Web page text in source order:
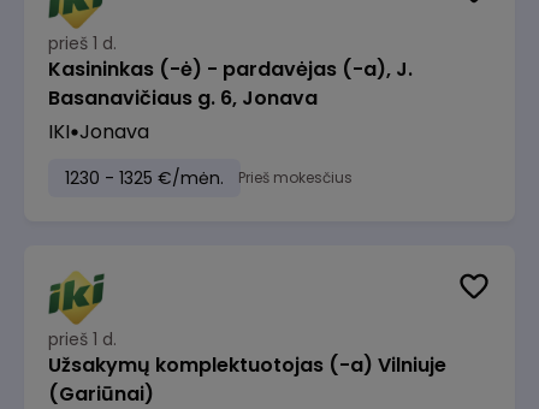
prieš 1 d.
Kasininkas (-ė) - pardavėjas (-a), J.
Basanavičiaus g. 6, Jonava
IKI Jonava
1230 - 1325 €/mėn. Prieš mokesčius
prieš 1 d.
Užsakymų komplektuotojas (-a) Vilniuje
(Gariūnai)